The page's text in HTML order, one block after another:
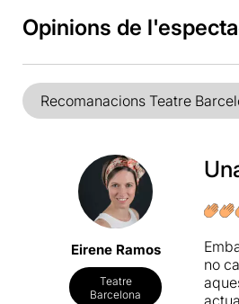
Opinions de
Recomanacions Teatre
Eirene Ramos
Teatre
Barcelona
no